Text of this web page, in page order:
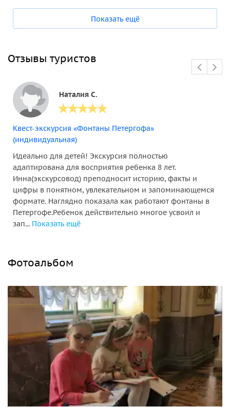
Показать ещё
Отзывы туристов
Наталия С.
Квест-экскурсия «Фонтаны Петергофа»
(индивидуальная)
Идеально для детей! Экскурсия полностью
адаптирована для восприятия ребенка 8 лет.
Инна(экскурсовод) преподносит историю, факты и
цифры в понятном, увлекательном и запоминающемся
формате. Наглядно показала как работают фонтаны в
Петергофе.Ребенок действительно многое усвоил и
зап... Показать ещё
Фотоальбом